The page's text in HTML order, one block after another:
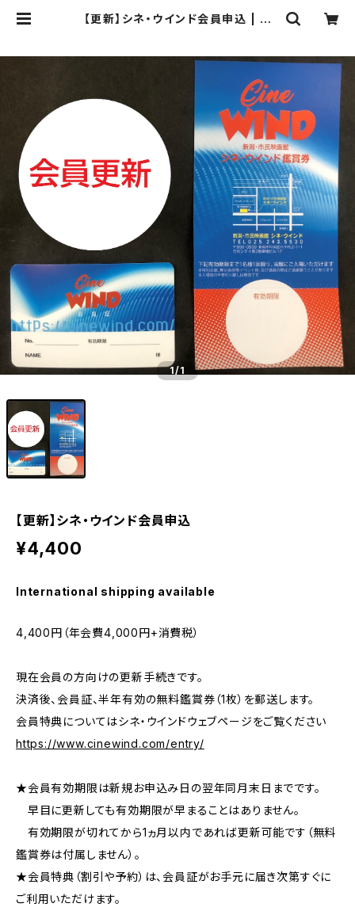
【更新】シネ・ウインド会員申込 | シ
1/1
【更新】シネ・ウインド会員申込
¥4,400
International shipping available
4,400円（年会費4,000円+消費税）
現在会員の方向けの更新手続きです。
決済後、会員証、半年有効の無料鑑賞券（1枚）を郵送します。
会員特典についてはシネ・ウインドウェブページをご覧ください
https://www.cinewind.com/entry/
★会員有効期限は新規お申込み日の翌年同月末日までです。
早目に更新しても有効期限が早まることはありません。
有効期限が切れてから1ヵ月以内であれば更新可能です（無料
鑑賞券は付属しません）。
★会員特典（割引や予約）は、会員証がお手元に届き次第すぐに
ご利用いただけます。